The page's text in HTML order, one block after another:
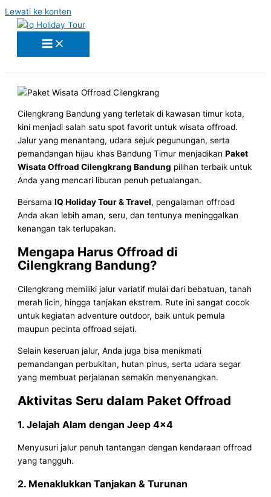
Lewati ke konten
Cilengkrang Bandung yang terletak di kawasan timur kota,
kini menjadi salah satu spot favorit untuk wisata offroad.
Jalur yang menantang, udara sejuk pegunungan, serta
pemandangan hijau khas Bandung Timur menjadikanPaket
Wisata Offroad Cilengkrang Bandung pilihan terbaik untuk
Anda yang mencari liburan penuh petualangan.
BersamaIQ Holiday Tour & Travel, pengalaman offroad
Anda akan lebih aman, seru, dan tentunya meninggalkan
kenangan tak terlupakan.
Mengapa Harus Offroad di
Cilengkrang Bandung?
Cilengkrang memiliki jalur variatif mulai dari bebatuan, tanah
merah licin, hingga tanjakan ekstrem. Rute ini sangat cocok
untuk kegiatan adventure outdoor, baik untuk pemula
maupun pecinta offroad sejati.
Selain keseruan jalur, Anda juga bisa menikmati
pemandangan perbukitan, hutan pinus, serta udara segar
yang membuat perjalanan semakin menyenangkan.
Aktivitas Seru dalam Paket Offroad
1. Jelajah Alam dengan Jeep 4×4
Menyusuri jalur penuh tantangan dengan kendaraan offroad
yang tangguh.
2. Menaklukkan Tanjakan & Turunan